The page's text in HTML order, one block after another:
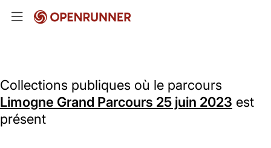
Collections publiques où le parcours
Limogne Grand Parcours 25 juin 2023 est
présent